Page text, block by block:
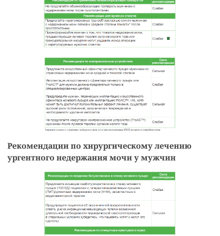
Рекомендации по хирургическому лечению
ургентного недержания мочи у мужчин